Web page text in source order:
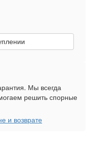
Мы всегда
решить спорные
и возврате